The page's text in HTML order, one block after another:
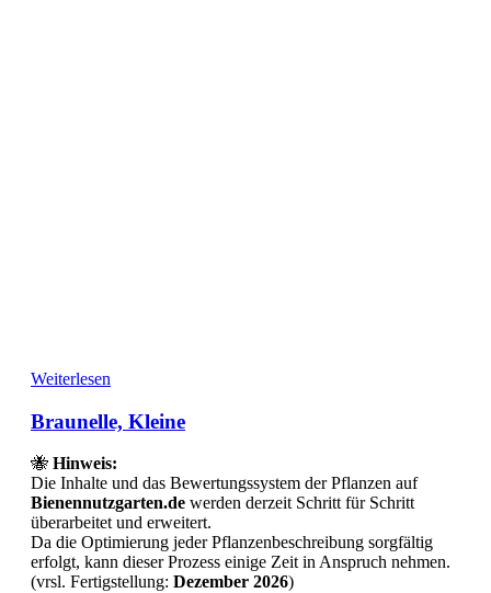
Weiterlesen
Braunelle, Kleine
🐝 Hinweis:
Die Inhalte und das Bewertungssystem der Pflanzen auf
Bienennutzgarten.de werden derzeit Schritt für Schritt
überarbeitet und erweitert.
Da die Optimierung jeder Pflanzenbeschreibung sorgfältig
erfolgt, kann dieser Prozess einige Zeit in Anspruch nehmen.
(vrsl. Fertigstellung: Dezember 2026)